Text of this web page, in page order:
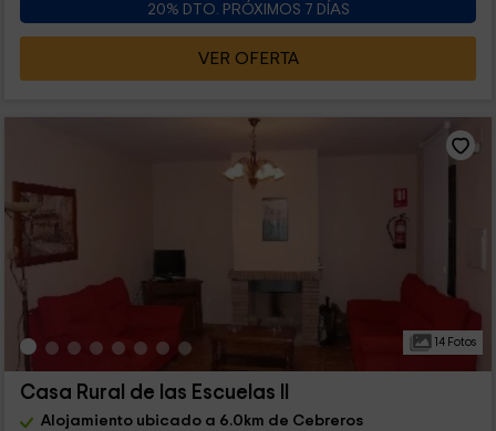
20% DTO. PRÓXIMOS 7 DÍAS
VER OFERTA
14 Fotos
Casa Rural de las Escuelas II
Alojamiento ubicado a 6.0km de Cebreros